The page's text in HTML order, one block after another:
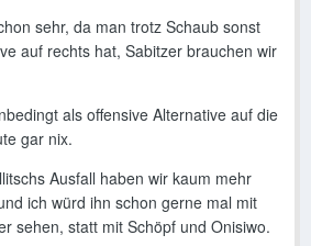
sehr, da man trotz Schaub sonst
auf rechts hat, Sabitzer brauchen wir
als offensive Alternative auf die
gar nix.
Ausfall haben wir kaum mehr
ich würd ihn schon gerne mal mit
sehen, statt mit Schöpf und Onisiwo.